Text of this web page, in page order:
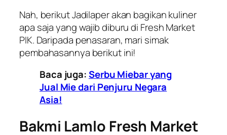
Nah, berikutJadilaperakan bagikan kuliner
apa saja yang wajib diburu di Fresh Market
PIK. Daripada penasaran, mari simak
pembahasannya berikut ini!
Baca juga:Serbu Miebar yang
Jual Mie dari Penjuru Negara
Asia!
Bakmi Lamlo Fresh Market